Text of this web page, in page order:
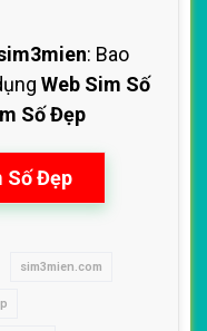
: Bao
Web Sim Số
Số Đẹp
Số Đẹp
sim3mien.com